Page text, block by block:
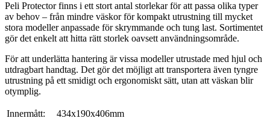
Peli Protector finns i ett stort antal storlekar för att passa olika typer
av behov – från mindre väskor för kompakt utrustning till mycket
stora modeller anpassade för skrymmande och tung last. Sortimentet
gör det enkelt att hitta rätt storlek oavsett användningsområde.
För att underlätta hantering är vissa modeller utrustade med hjul och
utdragbart handtag. Det gör det möjligt att transportera även tyngre
utrustning på ett smidigt och ergonomiskt sätt, utan att väskan blir
otymplig.
Innermått:
434x190x406mm